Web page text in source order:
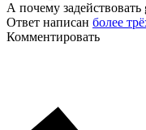
А почему задействовать
Ответ написан более
Комментировать